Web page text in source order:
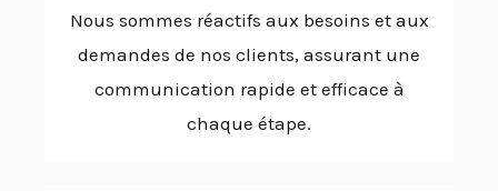
Nous sommes réactifs aux besoins et aux
demandes de nos clients, assurant une
communication rapide et efficace à
chaque étape.